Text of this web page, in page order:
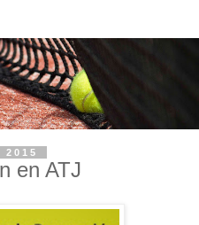
en ATJ